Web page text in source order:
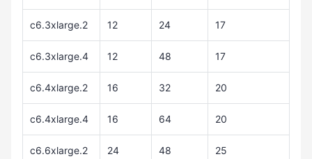
c6.3xlarge.2 12 24 17
c6.3xlarge.4 12 48 17
c6.4xlarge.2 16 32 20
c6.4xlarge.4 16 64 20
c6.6xlarge.2 24 48 25